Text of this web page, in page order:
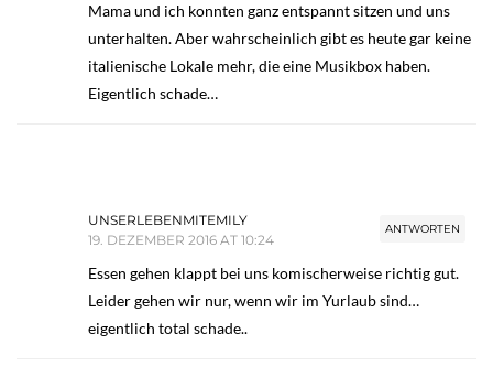
Mama und ich konnten ganz entspannt sitzen und uns
unterhalten. Aber wahrscheinlich gibt es heute gar keine
italienische Lokale mehr, die eine Musikbox haben.
Eigentlich schade…
ANTWORTEN
UNSERLEBENMITEMILY
19. DEZEMBER 2016 AT 10:24
Essen gehen klappt bei uns komischerweise richtig gut.
Leider gehen wir nur, wenn wir im Yurlaub sind…
eigentlich total schade..